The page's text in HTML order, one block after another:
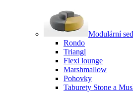
Modulární
Rondo
Triangl
Flexi lounge
Marshmallow
Pohovky
Taburety Stone a